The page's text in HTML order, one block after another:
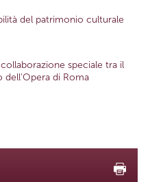
del patrimonio culturale
speciale tra il
dell'Opera di Roma